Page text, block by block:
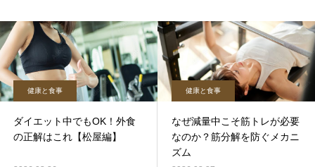
健康と食事
ダイエット中でもOK！外食
の正解はこれ【松屋編】
健康と食事
なぜ減量中こそ筋トレが必要
なのか？筋分解を防ぐメカニ
ズム